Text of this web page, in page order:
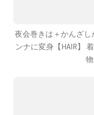
夜会巻きは＋かんざ
ンナに変身【HAIR】